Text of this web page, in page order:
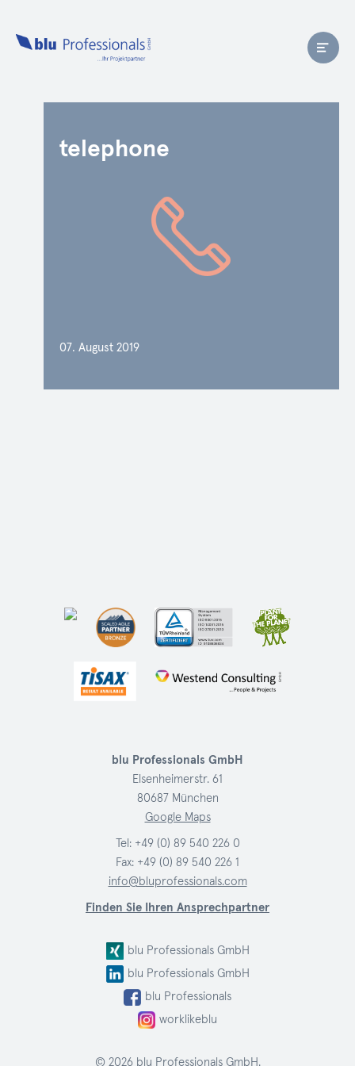
telephone
07. August 2019
blu Professionals GmbH
Elsenheimerstr. 61
80687 München
Google Maps
Tel: +49 (0) 89 540 226 0
Fax: +49 (0) 89 540 226 1
info@bluprofessionals.com
Finden Sie Ihren Ansprechpartner
blu Professionals GmbH
blu Professionals GmbH
blu Professionals
worklikeblu
© 2026 blu Professionals GmbH.